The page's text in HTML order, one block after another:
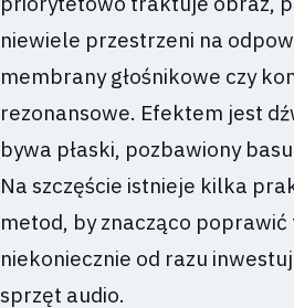
niewiele przestrzeni na
membrany głośnikowe czy
rezonansowe. Efektem jest
bywa płaski, pozbawiony basu
Na szczęście istnieje kilka
metod, by znacząco poprawić
niekoniecznie od razu
sprzęt audio.